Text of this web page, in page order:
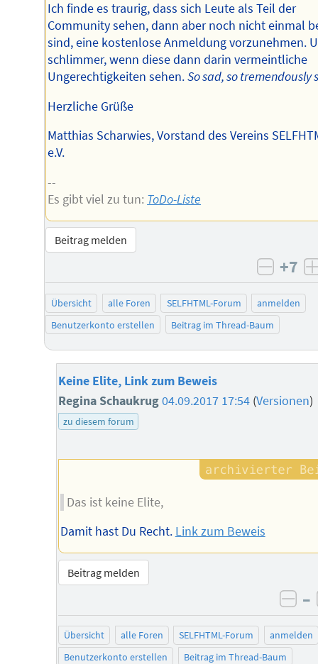
Ich finde es traurig, dass sich Leute als Teil der
Community sehen, dann aber noch nicht einmal
sind, eine kostenlose Anmeldung vorzunehmen.
schlimmer, wenn diese dann darin vermeintliche
Ungerechtigkeiten sehen.So sad, so tremendously
Herzliche Grüße
Matthias Scharwies, Vorstand des Vereins
e.V.
--
Es gibt viel zu tun: ToDo-Liste
Beitrag melden
+7
Übersicht alle Foren SELFHTML-Forum
anmelden
Benutzerkonto erstellen
Beitrag im Thread-Baum
Keine Elite, Link zum Beweis
Regina Schaukrug04.09.2017 17:54 (Versionen)
zu diesem forum
Das ist keine Elite,
Damit hast Du Recht. Link zum Beweis
Beitrag melden
–
Übersicht alle Foren SELFHTML-Forum
anmelden
Benutzerkonto erstellen
Beitrag im Thread-Baum